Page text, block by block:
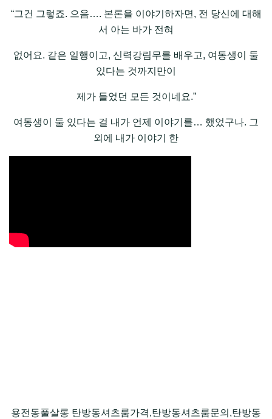
“그건 그렇죠. 으음…. 본론을 이야기하자면, 전 당신에 대해
서 아는 바가 전혀
없어요. 같은 일행이고, 신력강림무를 배우고, 여동생이 둘
있다는 것까지만이
제가 들었던 모든 것이네요.”
여동생이 둘 있다는 걸 내가 언제 이야기를… 했었구나. 그
외에 내가 이야기 한
용전동풀살롱 탄방동셔츠룸가격,탄방동셔츠룸문의,탄방동